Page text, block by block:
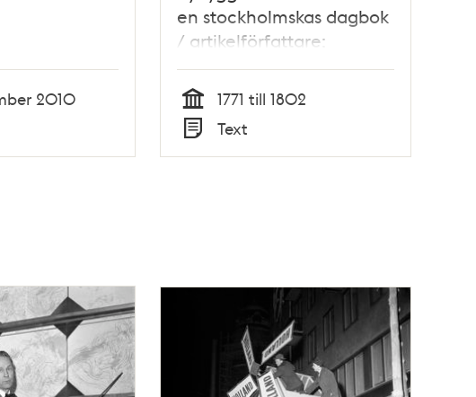
2010
en stockholmskas dagbok
/ artikelförfattare:
Elisabeth Brenning
Tid
1771 till 1802
Typ
Text